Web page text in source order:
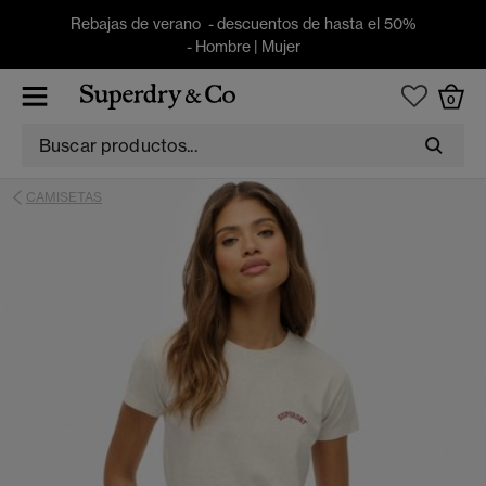
Rebajas de verano - descuentos de hasta el 50%
- Hombre| Mujer
0
CAMISETAS